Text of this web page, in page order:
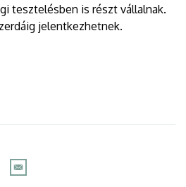
tesztelésben is részt vállalnak.
jelentkezhetnek.